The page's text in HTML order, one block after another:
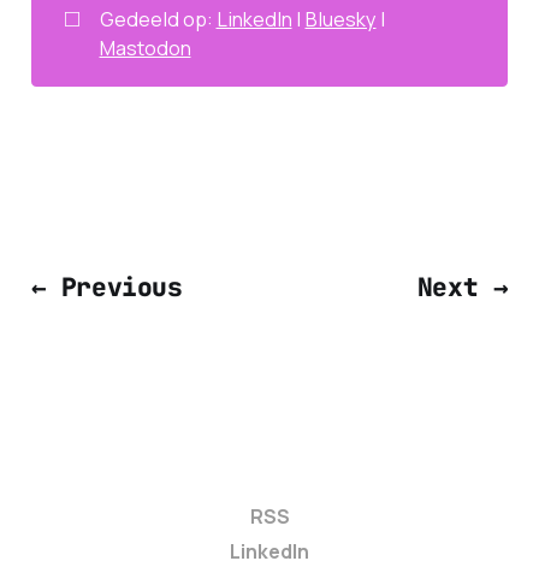
◻️ Gedeeld op: LinkedIn | Bluesky |
Mastodon
← Previous Next →
RSS
LinkedIn